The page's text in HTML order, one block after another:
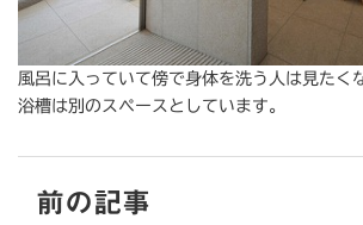
風呂に入っていて傍で身体を洗う人は見たく
浴槽は別のスペースとしています。
前の記事